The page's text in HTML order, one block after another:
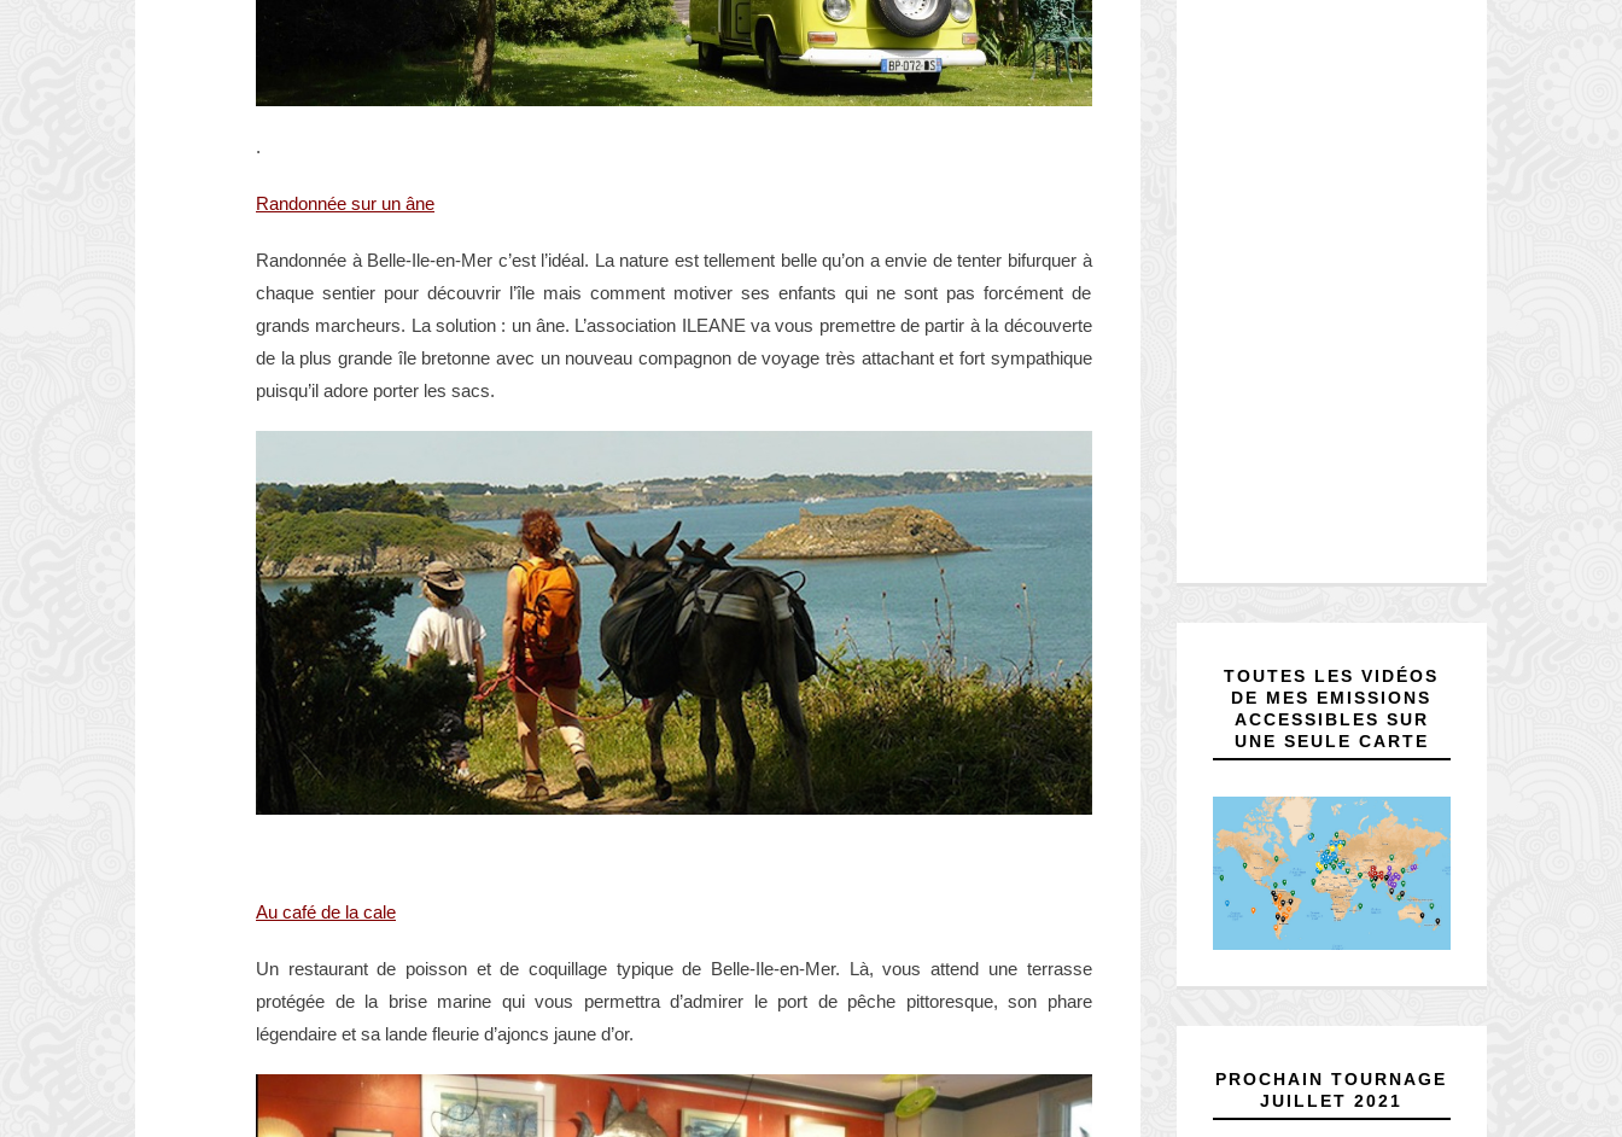
.
Randonnée sur un âne
Randonnée à Belle-Ile-en-Mer c’est l’idéal. La nature est tellement belle qu’on a envie de tenter bifurquer à
chaque sentier pour découvrir l’île mais comment motiver ses enfants qui ne sont pas forcément de
grands marcheurs. La solution : un âne. L’association ILEANE va vous premettre de partir à la découverte
de la plus grande île bretonne avec un nouveau compagnon de voyage très attachant et fort sympathique
puisqu’il adore porter les sacs.
Au café de la cale
Un restaurant de poisson et de coquillage typique de Belle-Ile-en-Mer. Là, vous attend une terrasse
protégée de la brise marine qui vous permettra d’admirer le port de pêche pittoresque, son phare
légendaire et sa lande fleurie d’ajoncs jaune d’or.
TOUTES LES VIDÉOS
DE MES EMISSIONS
ACCESSIBLES SUR
UNE SEULE CARTE
PROCHAIN TOURNAGE
JUILLET 2021